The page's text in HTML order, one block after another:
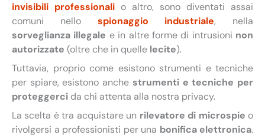
invisibili professionali o altro, sono diventati assai
comuni nello spionaggio industriale, nella
sorveglianza illegale e in altre forme di intrusioni non
autorizzate (oltre che in quelle lecite).
Tuttavia, proprio come esistono strumenti e tecniche
per spiare, esistono anche strumenti e tecniche per
proteggerci da chi attenta alla nostra privacy.
La scelta è tra acquistare un rilevatore di microspie o
rivolgersi a professionisti per una bonifica elettronica.